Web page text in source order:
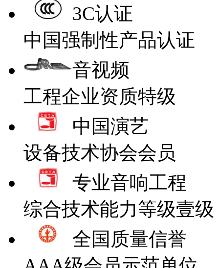
3C认证
中国强制性产品认证
音视频
工程企业资质特级
中国演艺
设备技术协会会员
专业音响工程
综合技术能力等级壹级
全国质量信誉